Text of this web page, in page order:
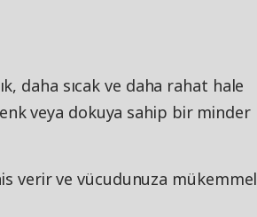
daha sıcak ve daha rahat hale
veya dokuya sahip bir minder
verir ve vücudunuza mükemmel